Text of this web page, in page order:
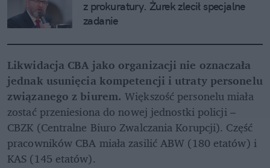
z prokuratury. Żurek zlecił specjalne
zadanie
Likwidacja CBA jako organizacji nie oznaczała
jednak usunięcia kompetencji i utraty personelu
związanego z biurem. Większość personelu miała
zostać przeniesiona do nowej jednostki policji –
CBZK (Centralne Biuro Zwalczania Korupcji). Część
pracowników CBA miała zasilić ABW (180 etatów) i
KAS (145 etatów).